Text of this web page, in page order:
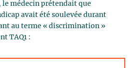
le médecin prétendait que
avait été soulevée durant
au terme « discrimination »
TAQ1 :